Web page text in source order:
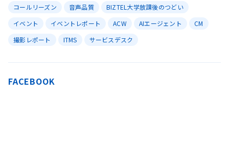
コールリーズン
音声品質
BIZTEL大学放課後のつどい
イベント
イベントレポート ACW AIエージェント
CM
撮影レポート
ITMS サービスデスク
FACEBOOK